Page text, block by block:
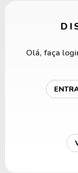
Olá, faça